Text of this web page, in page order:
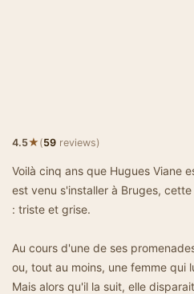
4.5★(59 reviews)
Voilà cinq ans que Hugues Viane
est venu s'installer à Bruges,
: triste et grise.
Au cours d'une de ses
ou, tout au moins, une femme qui
Mais alors qu'il la suit, elle